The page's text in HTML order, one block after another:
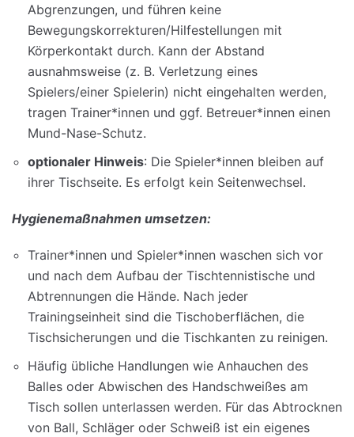
Abgrenzungen, und führen keine
Bewegungskorrekturen/Hilfestellungen mit
Körperkontakt durch. Kann der Abstand
ausnahmsweise (z. B. Verletzung eines
Spielers/einer Spielerin) nicht eingehalten werden,
tragen Trainer*innen und ggf. Betreuer*innen einen
Mund-Nase-Schutz.
optionaler Hinweis: Die Spieler*innen bleiben auf
ihrer Tischseite. Es erfolgt kein Seitenwechsel.
Hygienemaßnahmen umsetzen:
Trainer*innen und Spieler*innen waschen sich vor
und nach dem Aufbau der Tischtennistische und
Abtrennungen die Hände. Nach jeder
Trainingseinheit sind die Tischoberflächen, die
Tischsicherungen und die Tischkanten zu reinigen.
Häufig übliche Handlungen wie Anhauchen des
Balles oder Abwischen des Handschweißes am
Tisch sollen unterlassen werden. Für das Abtrocknen
von Ball, Schläger oder Schweiß ist ein eigenes